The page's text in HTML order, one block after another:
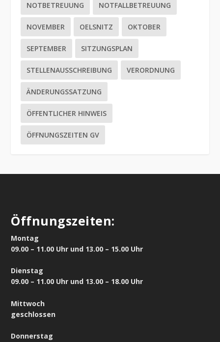
NOTBETREUUNG NOTFALLBETREUUNG
NOVEMBER OELSNITZ OKTOBER
SEPTEMBER SITZUNGSPLAN
STELLENAUSSCHREIBUNG VERORDNUNG
ÄNDERUNGSSATZUNG
ÖFFENTLICHER HINWEIS
ÖFFNUNGSZEITEN GV
Öffnungszeiten:
Montag
09.00 – 11.00 Uhr und 13.00 – 15.00 Uhr
Dienstag
09.00 – 11.00 Uhr und 13.00 – 18.00 Uhr
Mittwoch
geschlossen
Donnerstag